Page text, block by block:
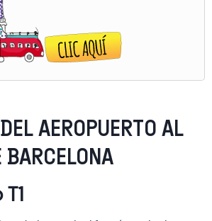
AEROPUERTO AL
BARCELONA